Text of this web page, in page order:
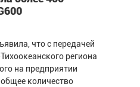
что с передачей
региона
на предприятии
количество